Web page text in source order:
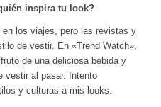
inspira tu look?
los viajes, pero las revistas y
de vestir. En «Trend Watch»,
de una deliciosa bebida y
vestir al pasar. Intento
y culturas a mis looks.